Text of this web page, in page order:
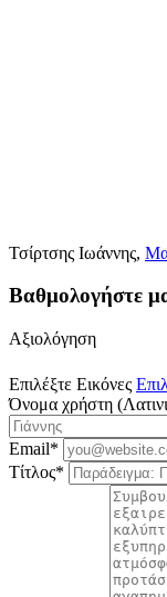
Τσίρτσης Ιωάννης,
Βαθμολογήστε
Αξιολόγηση
Επιλέξτε Εικόνες
Όνομα χρήστη
Email*
Τίτλος*